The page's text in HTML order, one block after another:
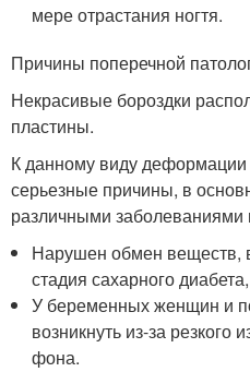
мере отрастания ногтя.
Причины поперечной
Некрасивые бороздки
пластины.
К данному виду деформации
серьезные причины, в
различными заболеваниями
Нарушен обмен веществ,
стадия сахарного
У беременных женщин и
возникнуть из-за резкого
фона.